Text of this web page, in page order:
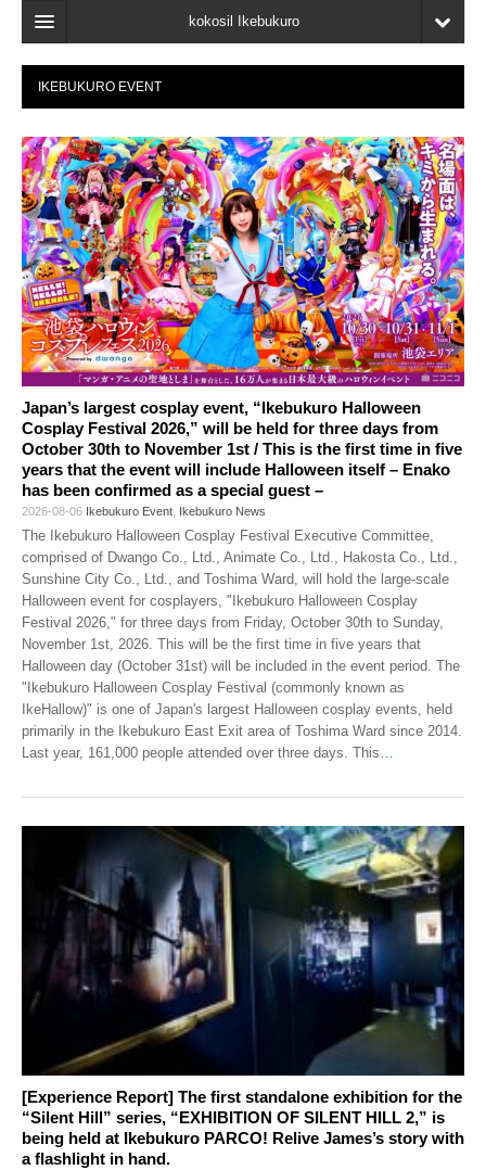
kokosil Ikebukuro
Home
Map
Latest Information
Recent reviews
My Page
Bookmark
IKEBUKURO EVENT
Japan’s largest cosplay event, “Ikebukuro Halloween
Cosplay Festival 2026,” will be held for three days from
October 30th to November 1st / This is the first time in five
years that the event will include Halloween itself – Enako
has been confirmed as a special guest –
2026-08-06 Ikebukuro Event Ikebukuro News
The Ikebukuro Halloween Cosplay Festival Executive Committee,
comprised of Dwango Co., Ltd., Animate Co., Ltd., Hakosta Co., Ltd.,
Sunshine City Co., Ltd., and Toshima Ward, will hold the large-scale
Halloween event for cosplayers, "Ikebukuro Halloween Cosplay
Festival 2026," for three days from Friday, October 30th to Sunday,
November 1st, 2026. This will be the first time in five years that
Halloween day (October 31st) will be included in the event period. The
"Ikebukuro Halloween Cosplay Festival (commonly known as
IkeHallow)" is one of Japan's largest Halloween cosplay events, held
primarily in the Ikebukuro East Exit area of Toshima Ward since 2014.
Last year, 161,000 people attended over three days. This
[Experience Report] The first standalone exhibition for the
“Silent Hill” series, “EXHIBITION OF SILENT HILL 2,” is
being held at Ikebukuro PARCO! Relive James’s story with
a flashlight in hand.